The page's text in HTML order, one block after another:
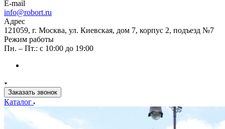
E-mail
info@robort.ru
Адрес
121059, г. Москва, ул. Киевская, дом 7, корпус 2, подъезд №7
Режим работы
Пн. – Пт.: с 10:00 до 19:00
Заказать звонок
Каталог